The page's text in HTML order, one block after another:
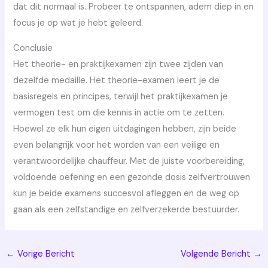
dat dit normaal is. Probeer te ontspannen, adem diep in en
focus je op wat je hebt geleerd.
Conclusie
Het theorie- en praktijkexamen zijn twee zijden van
dezelfde medaille. Het theorie-examen leert je de
basisregels en principes, terwijl het praktijkexamen je
vermogen test om die kennis in actie om te zetten.
Hoewel ze elk hun eigen uitdagingen hebben, zijn beide
even belangrijk voor het worden van een veilige en
verantwoordelijke chauffeur. Met de juiste voorbereiding,
voldoende oefening en een gezonde dosis zelfvertrouwen
kun je beide examens succesvol afleggen en de weg op
gaan als een zelfstandige en zelfverzekerde bestuurder.
← Vorige Bericht Volgende Bericht →